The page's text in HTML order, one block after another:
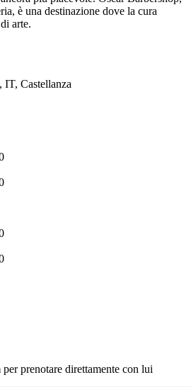
è una destinazione dove la cura
arte.
Castellanza
prenotare direttamente con lui